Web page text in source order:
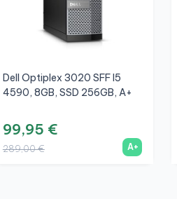
Dell Optiplex 3020 SFF I5
4590, 8GB, SSD 256GB, A+
99,95 €
289,00 € A+